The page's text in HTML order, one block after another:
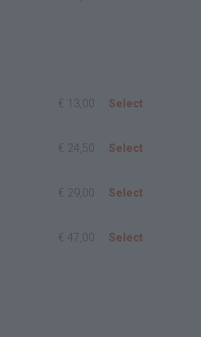
€ 13,00 Select
€ 24,50 Select
€ 29,00 Select
€ 47,00 Select